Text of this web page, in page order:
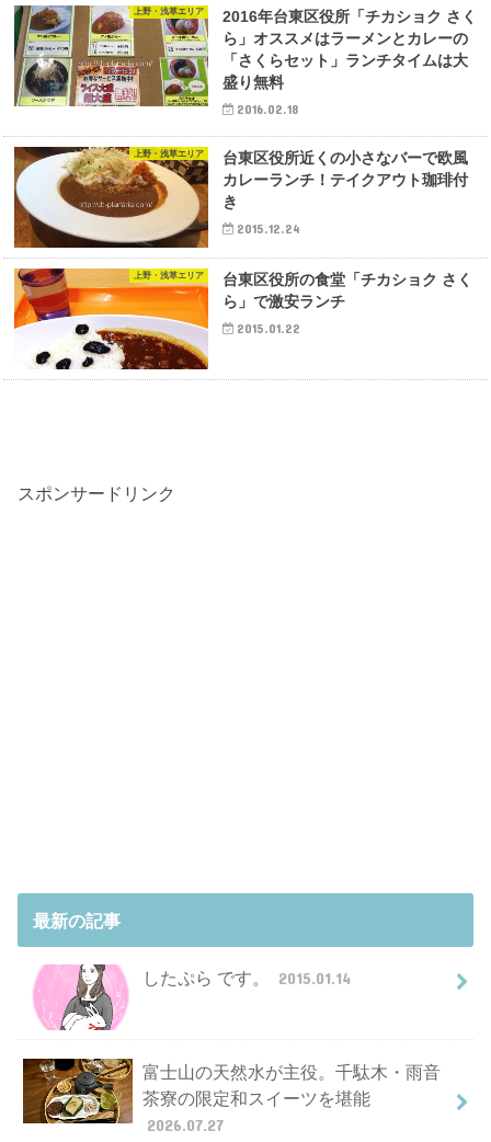
上野・浅草エリア
2016年台東区役所「チカショク さく
ら」オススメはラーメンとカレーの
「さくらセット」ランチタイムは大
盛り無料
2016.02.18
上野・浅草エリア
台東区役所近くの小さなバーで欧風
カレーランチ！テイクアウト珈琲付
き
2015.12.24
上野・浅草エリア
台東区役所の食堂「チカショク さく
ら」で激安ランチ
2015.01.22
スポンサードリンク
最新の記事
したぷら です。 2015.01.14
富士山の天然水が主役。千駄木・雨音
茶寮の限定和スイーツを堪能
2026.07.27